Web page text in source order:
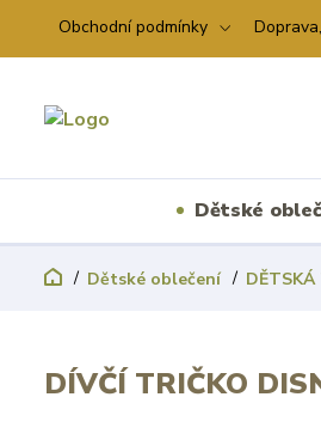
Obchodní podmínky
Dětské
Dětské oblečení
DÍVČÍ TRIČKO